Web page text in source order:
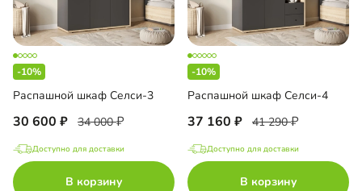
-10%
Распашной шкаф Селси-3
30 600 34 000
Доступно для доставки
В корзину
-10%
Распашной шкаф Селси-4
37 160 41 290
Доступно для доставки
В корзину